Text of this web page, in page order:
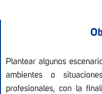
Plantear algunos
ambientes o
profesionales, con la